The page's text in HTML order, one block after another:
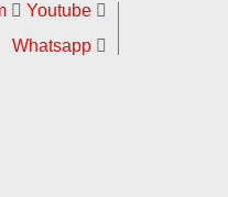
Youtube
Whatsapp